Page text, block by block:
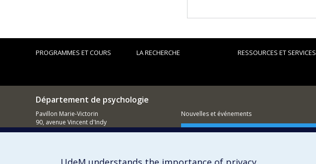
PROGRAMMES ET COURS LA RECHERCHE RESSOURCES ET SERVICES
Département de psychologie
Pavillon Marie-Victorin
90, avenue Vincent d'Indy
Montréal (QC)
Nouvelles et événements
Comment soutenir le Département?